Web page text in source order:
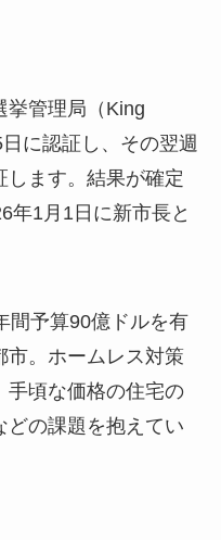
挙管理局（King
に認証し、その翌週
します。結果が確定
年1月1日に新市長と
間予算90億ドルを有
市。ホームレス対策
手頃な価格の住宅の
どの課題を抱えてい